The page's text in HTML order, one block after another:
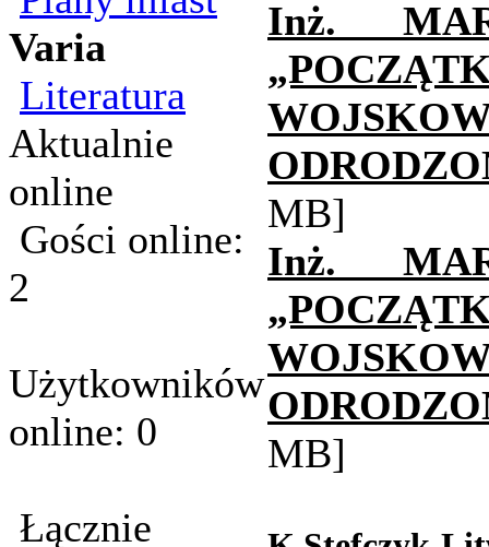
Varia
Literatura
Aktualnie
online
Gości online:
2
Użytkowników
online: 0
Łącznie
Inż.
MB]
Inż.
MB]